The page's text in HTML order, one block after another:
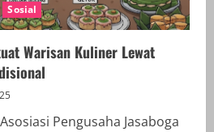
Sosial
Warisan Kuliner Lewat
Pengusaha Jasaboga